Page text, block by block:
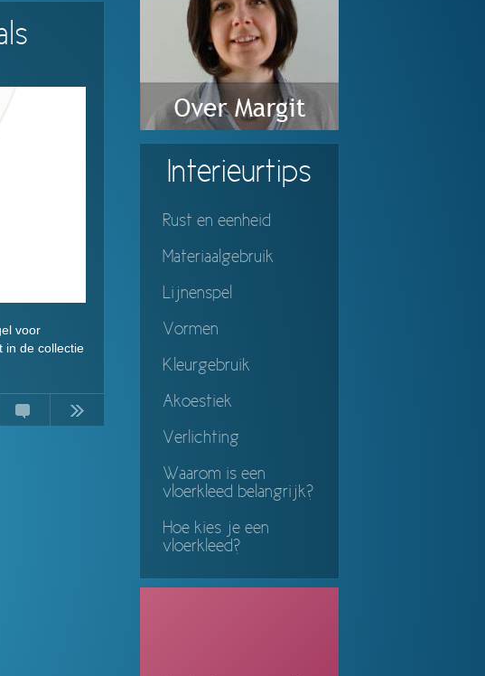
voor
in de collectie
Continue
Interieurtips
Rust en eenheid
Materiaalgebruik
Lijnenspel
Vormen
Kleurgebruik
Akoestiek
Verlichting
Waarom is een
vloerkleed belangrijk?
Hoe kies je een
vloerkleed?